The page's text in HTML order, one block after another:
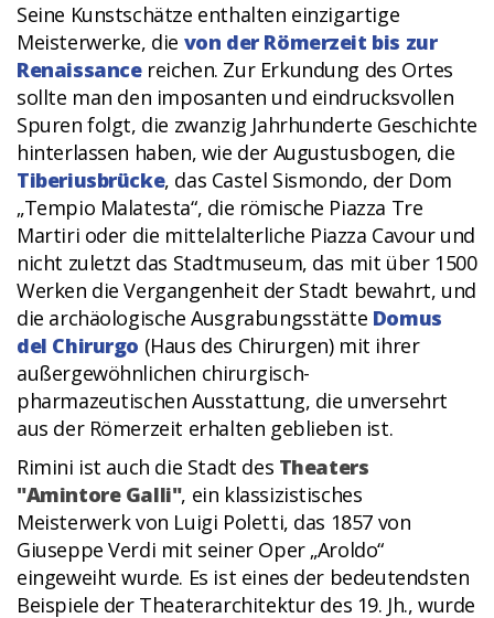
Seine Kunstschätze enthalten einzigartige
Meisterwerke, die von der Römerzeit bis zur
Renaissancereichen. Zur Erkundung des Ortes
sollte man den imposanten und eindrucksvollen
Spuren folgt, die zwanzig Jahrhunderte Geschichte
hinterlassen haben, wie der Augustusbogen, die
Tiberiusbrücke, das Castel Sismondo, der Dom
„Tempio Malatesta“, die römische Piazza Tre
Martiri oder die mittelalterliche Piazza Cavour und
nicht zuletzt das Stadtmuseum, das mit über 1500
Werken die Vergangenheit der Stadt bewahrt, und
die archäologische Ausgrabungsstätte Domus
del Chirurgo (Haus des Chirurgen) mit ihrer
außergewöhnlichen chirurgisch-
pharmazeutischen Ausstattung, die unversehrt
aus der Römerzeit erhalten geblieben ist.
Rimini ist auch die Stadt des Theaters
"Amintore Galli", ein klassizistisches
Meisterwerk von Luigi Poletti, das 1857 von
Giuseppe Verdi mit seiner Oper „Aroldo“
eingeweiht wurde. Es ist eines der bedeutendsten
Beispiele der Theaterarchitektur des 19. Jh., wurde